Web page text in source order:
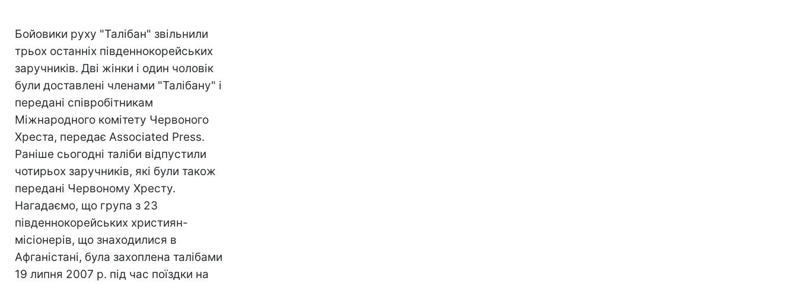
Бойовики руху "Талібан" звільнили
трьох останніх південнокорейських
заручників. Дві жінки і один чоловік
були доставлені членами "Талібану" і
передані співробітникам
Міжнародного комітету Червоного
Хреста, передає Associated Press.
Раніше сьогодні таліби відпустили
чотирьох заручників, які були також
передані Червоному Хресту.
Нагадаємо, що група з 23
південнокорейських християн-
місіонерів, що знаходилися в
Афганістані, була захоплена талібами
19 липня 2007 р. під час поїздки на